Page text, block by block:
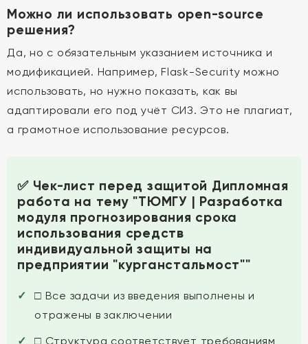
Можно ли использовать open-source
решения?
Да, но с обязательным указанием источника и
модификацией. Например, Flask-Security можно
использовать, но нужно показать, как вы
адаптировали его под учёт СИЗ. Это не плагиат,
а грамотное использование ресурсов.
✅ Чек-лист перед защитой Дипломная
работа на тему "ТЮМГУ | Разработка
модуля прогнозирования срока
использования средств
индивидуальной защиты на
предприятии "курганстальмост""
□ Все задачи из введения выполнены и
отражены в заключении
□ Структура соответствует требованиям